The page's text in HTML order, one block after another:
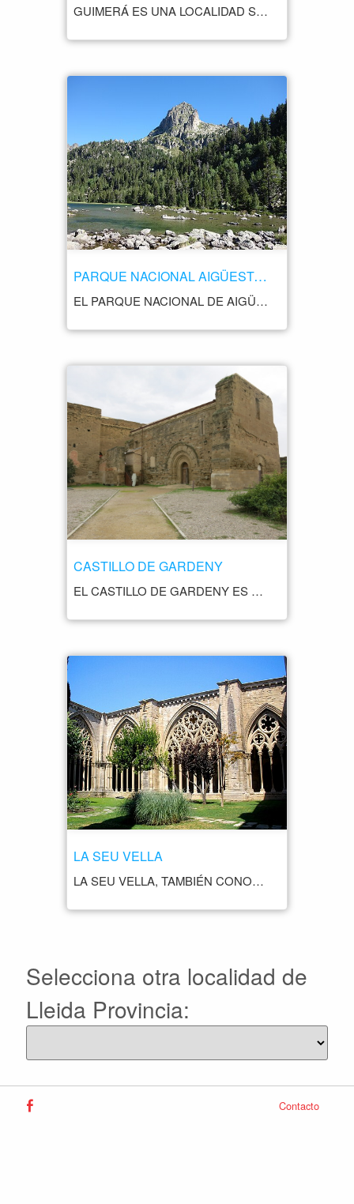
GUIMERÁ ES UNA LOCALIDAD SITUADA EN LA COMARCA DE URGELL, EN LA PROVINCIA DE LÉRIDA, EN LA COMUNIDAD AUTÓNOMA DE CATALUÑA, ESPAÑA. SE ENCUENTRA A UNOS 30 KILÓMETROS AL SUR DE LA CIUDAD DE LÉRIDA. GUIMERÁ ES UN PEQUEÑO PUEBLO MEDIEVAL QUE HA SIDO DECLARADO CONJUNTO HISTÓRICO-ARTÍSTICO. ES CONOCIDO POR SU IMPRESIONANTE CASTILLO, QUE SE ENCUENTRA EN LA PARTE ALTA DEL PUEBLO Y DATA DEL SIGLO X. ADEMÁS, EL PUEBLO CUENTA CON NUMEROSAS CASAS Y EDIFICIOS DE INTERÉS HISTÓRICO Y ARQUITECTÓNICO, COMO LA IGLESIA DE SAN MIGUEL, QUE DATA DEL SIGLO XII, Y LA IGLESIA DE SANTA MARÍA, QUE FUE CONSTRUIDA EN EL SIGLO XV. OTRO DE LOS ATRACTIVOS DE GUIMERÁ ES SU IMPRESIONANTE PAISAJE, QUE SE CARACTERIZA POR SUS CAMPOS DE CULTIVO, BOSQUES Y COLINAS.
PARQUE NACIONAL AIGÜESTORTES Y LAGO DE SAN MAURICIO
EL PARQUE NACIONAL DE AIGÜESTORTES Y LAGO DE SAN MAURICIO SE ENCUENTRA EN LA PROVINCIA DE LÉRIDA. ES UNO DE LOS PARQUES NACIONALES MÁS IMPORTANTES DEL PAÍS Y ESTÁ PROTEGIDO POR SUS ECOSISTEMAS DE ALTA MONTAÑA, LAGOS, RÍOS Y BOSQUES. EL PARQUE SE ENCUENTRA EN EL CORAZÓN DE LOS PIRINEOS Y ABARCA UNA SUPERFICIE DE MÁS DE 26.000 HECTÁREAS. LOS VISITANTES PUEDEN DISFRUTAR DE LA NATURALEZA VIRGEN, CON SUS VALLES GLACIARES, RÍOS CRISTALINOS Y BOSQUES DE CONÍFERAS. ADEMÁS, EL PARQUE ALBERGA UNA GRAN VARIEDAD DE FAUNA, COMO EL OSO PARDO, EL REBECO, EL UROGALLO Y EL QUEBRANTAHUESOS. LOS LAGOS DE ALTA MONTAÑA SON UNO DE LOS PRINCIPALES ATRACTIVOS DEL PARQUE. EL LAGO DE SAN MAURICIO ES EL MÁS GRANDE Y UNO DE LOS MÁS ESPECTACULARES, CON SUS AGUAS CRISTALINAS Y RODEADO DE PICOS Y MONTAÑAS. ADEMÁS, EL PARQUE CUENTA CON UNA AMPLIA RED DE SENDEROS QUE PERMITEN A LOS VISITANTES EXPLORAR LA ZONA DE MANERA SEGURA Y RESPONSABLE.
CASTILLO DE GARDENY
EL CASTILLO DE GARDENY ES UN CASTILLO TEMPLARIO UBICADO EN LA CIUDAD DE LÉRIDA. ESTE CASTILLO FUE CONSTRUIDO DURANTE LOS SIGLOS XII Y XV POR LA ORDEN DEL TEMPLE, UNA ORDEN MILITAR Y RELIGIOSA QUE JUGÓ UN PAPEL IMPORTANTE EN LA HISTORIA MEDIEVAL DE EUROPA. EL CASTILLO DE GARDENY FUE UTILIZADO COMO UNA FORTALEZA MILITAR PARA PROTEGER LA CIUDAD DE LÉRIDA DURANTE LA ÉPOCA MEDIEVAL. LA ESTRUCTURA DEL CASTILLO ES TÍPICA DE LA ARQUITECTURA TEMPLARIA, CON UNA TORRE DEL HOMENAJE, UNA CAPILLA Y OTROS EDIFICIOS AUXILIARES. EN LA ACTUALIDAD, EL CASTILLO DE GARDENY ES UN SITIO TURÍSTICO POPULAR EN LA CIUDAD DE LÉRIDA. LOS VISITANTES PUEDEN EXPLORAR LOS RESTOS DEL CASTILLO, ASÍ COMO DISFRUTAR DE LAS VISTAS PANORÁMICAS DE LA CIUDAD DE LÉRIDA Y LA REGIÓN CIRCUNDANTE. ADEMÁS, EL CASTILLO DE GARDENY ALBERGA UN CENTRO DE INTERPRETACIÓN DEDICADO A LA HISTORIA DE LOS TEMPLARIOS Y SU PRESENCIA EN LÉRIDA.
LA SEU VELLA
LA SEU VELLA, TAMBIÉN CONOCIDA COMO LA CATEDRAL VIEJA DE LÉRIDA, ES UNO DE LOS MONUMENTOS MÁS EMBLEMÁTICOS DE LA CIUDAD. ESTA CATEDRAL-FORTALEZA SE ENCUENTRA EN LA COLINA DE LA CIUDAD Y ES UNO DE LOS MEJORES EJEMPLOS DE LA ARQUITECTURA ROMÁNICA Y GÓTICA DE CATALUÑA. LA CONSTRUCCIÓN DE LA SEU VELLA COMENZÓ EN EL SIGLO XII Y FUE COMPLETADA EN EL SIGLO XIV. EL EDIFICIO HA SIDO RESTAURADO Y RENOVADO EN VARIAS OCASIONES A LO LARGO DE LOS SIGLOS, LO QUE HA DEJADO SU HUELLA EN SU ARQUITECTURA. UNO DE LOS ASPECTOS MÁS DESTACADOS DE LA SEU VELLA ES SU IMPRESIONANTE FACHADA GÓTICA, QUE CUENTA CON UNA SERIE DE RELIEVES Y ESCULTURAS. EL INTERIOR DE LA CATEDRAL TAMBIÉN ES IMPRESIONANTE, CON UN GRAN NÚMERO DE CAPILLAS, ALTARES Y OBRAS DE ARTE. LA SEU VELLA ES TAMBIÉN CONOCIDA POR SUS VISTAS ESPECTACULARES DE LA CIUDAD DE LÉRIDA Y SU ENTORNO. DESDE LA TORRE DE LA CATEDRAL SE PUEDE DISFRUTAR DE UNA VISTA PANORÁMICA DE 360 GRADOS DE LA CIUDAD, EL RÍO SEGRE Y LOS PIRINEOS.
Selecciona otra localidad de
Lleida Provincia:
Contacto